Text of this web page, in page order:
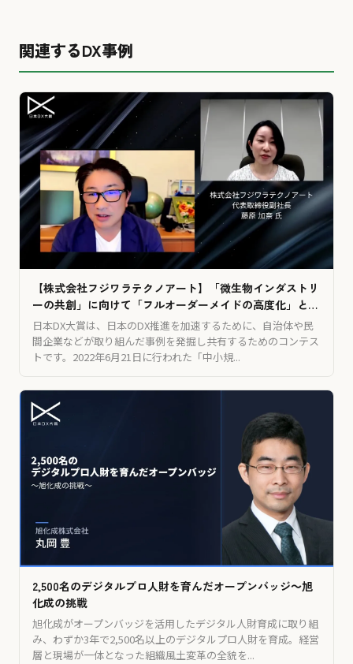
関連するDX事例
【株式会社フジワラテクノアート】「微生物インダストリ
ーの共創」に向けて「フルオーダーメイドの高度化」と
「新たな価値創造」を推進するためのDX
日本DX大賞は、日本のDX推進を加速するために、自治体や民
間企業などが取り組んだ事例を発掘し共有するためのコンテス
トです。2022年6月21日に行われた「中小規...
2,500名のデジタルプロ人財を育んだオープンバッジ～旭
化成の挑戦
旭化成がオープンバッジを活用したデジタル人財育成に取り組
み、わずか3年で2,500名以上のデジタルプロ人財を育成。経営
層と現場が一体となった組織風土変革の全貌を...